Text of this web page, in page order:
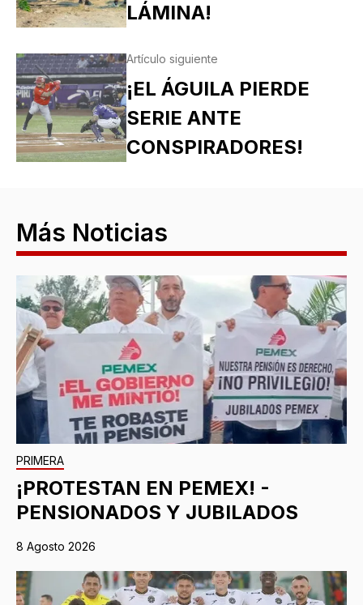
LÁMINA!
Artículo siguiente
¡EL ÁGUILA PIERDE
SERIE ANTE
CONSPIRADORES!
Más Noticias
PRIMERA
¡PROTESTAN EN PEMEX! -
PENSIONADOS Y JUBILADOS
8 Agosto 2026